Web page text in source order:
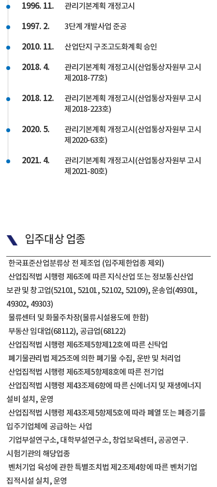
1996. 11. 관리기본계획 개정고시
1997. 2. 3단계 개발사업 준공
2010. 11. 산업단지 구조고도화계획 승인
2018. 4.
관리기본계획 개정고시(산업통상자원부 고시
제2018-77호)
2018. 12.
관리기본계획 개정고시(산업통상자원부 고시
제2018-223호)
2020. 5.
관리기본계획 개정고시(산업통상자원부 고시
제2020-63호)
2021. 4.
관리기본계획 개정고시(산업통상자원부 고시
제2021-80호)
입주대상 업종
한국표준산업분류상 전 제조업 (입주제한업종 제외)
산업집적법 시행령 제6조에 따른 지식산업 또는 정보통신산업
보관 및 창고업(52101, 52101, 52102, 52109), 운송업(49301,
49302, 49303)
물류센터 및 화물주차장(물류시설용도에 한함)
부동산 임대업(68112), 공급업(68122)
산업집적법 시행령 제6조제5항제12호에 따른 신탁업
폐기물관리법 제25조에 의한 폐기물 수집, 운반 및 처리업
산업집적법 시행령 제6조제5항제8호에 따른 전기업
산업집적법 시행령 제43조제6항에 따른 신에너지 및 재생에너지
설비 설치, 운영
산업집적법 시행령 제43조제5항제5호에 따라 폐열 또는 폐증기를
입주기업체에 공급하는 사업
기업부설연구소, 대학부설연구소, 창업보육센터, 공공연구․
시험기관의 해당업종
벤처기업 육성에 관한 특별조치법 제2조제4항에 따른 벤처기업
집적시설 실치, 운영